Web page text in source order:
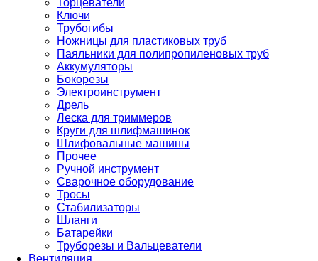
Торцеватели
Ключи
Трубогибы
Ножницы для пластиковых труб
Паяльники для полипропиленовых труб
Аккумуляторы
Бокорезы
Электроинструмент
Дрель
Леска для триммеров
Круги для шлифмашинок
Шлифовальные машины
Прочее
Ручной инструмент
Сварочное оборудование
Тросы
Стабилизаторы
Шланги
Батарейки
Труборезы и Вальцеватели